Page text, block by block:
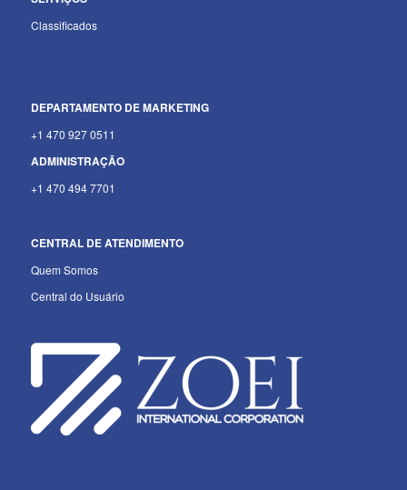
Classificados
DEPARTAMENTO DE MARKETING
+1 470 927 0511
ADMINISTRAÇÃO
+1 470 494 7701
CENTRAL DE ATENDIMENTO
Quem Somos
Central do Usuário